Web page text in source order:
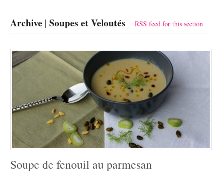
Archive | Soupes et Veloutés RSS feed for this section
Soupe de fenouil au parmesan